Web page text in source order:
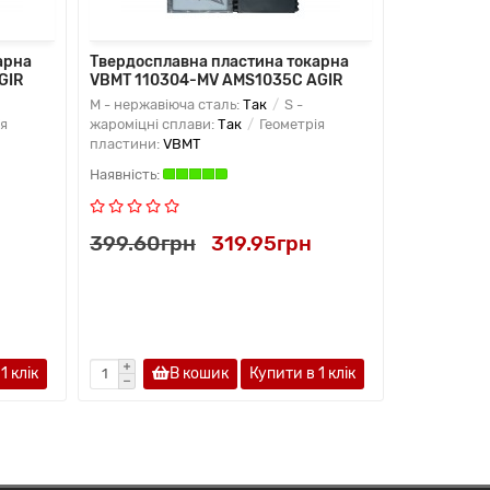
клiк
Твердосплавна пластина токарна
VBMT 110304-MV AMS1035C AGIR
M - нержавіюча сталь: Так
S -
жароміцні сплави: Так
Геометрія
пластини: VBMT
399.60грн 319.95грн
В кошик Купити в 1 клiк